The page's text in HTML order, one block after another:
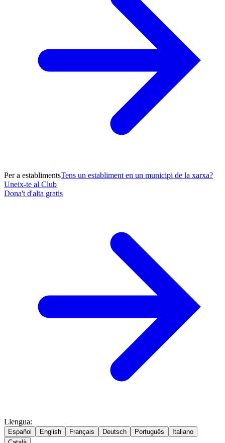
Per a establimentsTens un establiment en un municipi de la xarxa?
Uneix-te al Club
Dona't d'alta gratis
Llengua:
Español English Français Deutsch Português
Italiano